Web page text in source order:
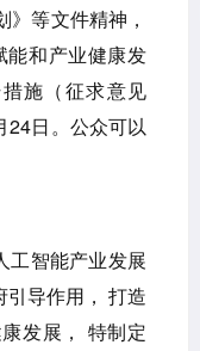
》等文件精神，
能和产业健康发
施（征求意见
24日。公众可以
工智能产业发展
引导作用， 打造
发展， 特制定